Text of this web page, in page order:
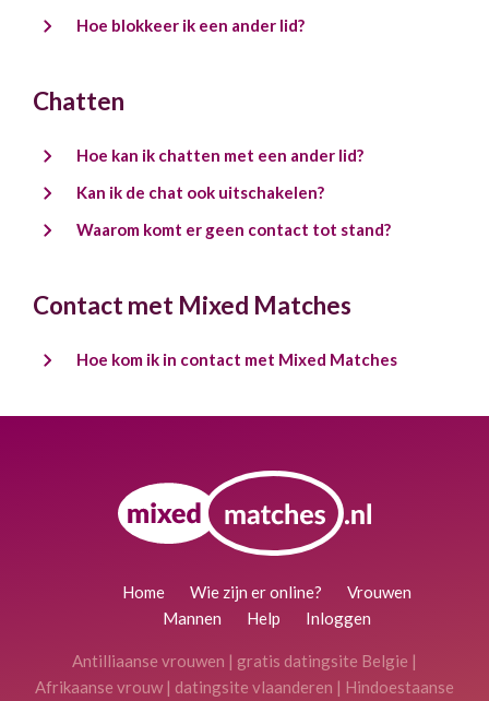
Hoe blokkeer ik een ander lid?
Chatten
Hoe kan ik chatten met een ander lid?
Kan ik de chat ook uitschakelen?
Waarom komt er geen contact tot stand?
Contact met Mixed Matches
Hoe kom ik in contact met Mixed Matches
Home Wie zijn er online?
Vrouwen
Mannen
Help Inloggen
Antilliaanse vrouwen | gratis datingsite Belgie |
Afrikaanse vrouw | datingsite vlaanderen | Hindoestaanse